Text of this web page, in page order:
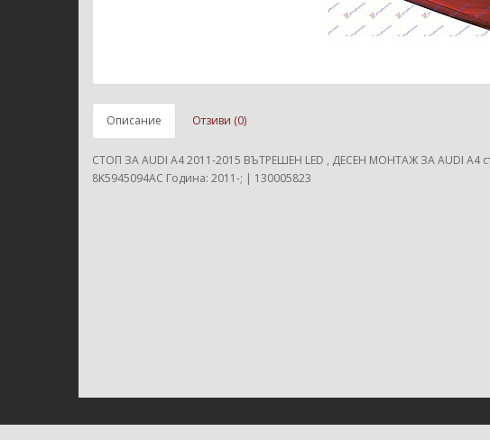
Описание Отзиви (0)
СТОП ЗА AUDI A4 2011-2015 ВЪТРЕШЕН LED , ДЕСЕН МОНТАЖ ЗА AUDI
8K5945094AC Година: 2011-; | 130005823